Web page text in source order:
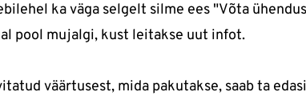
ka väga selgelt silme ees "Võta
pool mujalgi, kust leitakse uut infot.
väärtusest, mida pakutakse, saab ta